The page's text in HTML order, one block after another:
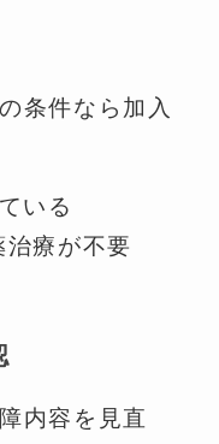
条件なら加入
いる
治療が不要
内容を見直